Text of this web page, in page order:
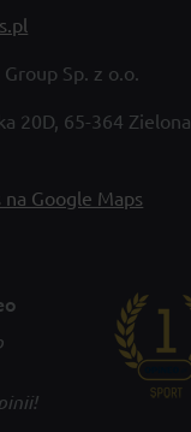
Group Sp. z o.o.
20D, 65-364 Zielona
na Google Maps